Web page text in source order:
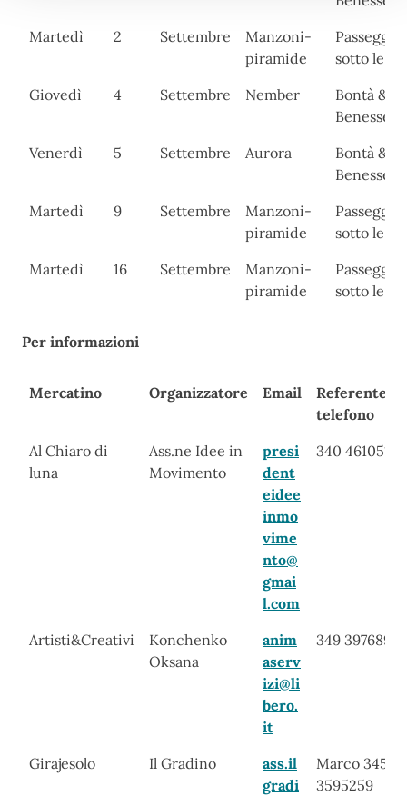
Martedì
2 Settembre
Manzoni-
piramide
sotto le
Giovedì
4 Settembre Nember
Bontà &
Benessere
Venerdì
5 Settembre Aurora
Bontà &
Benessere
Martedì
9 Settembre
Manzoni-
piramide
sotto le
Martedì
16 Settembre
Manzoni-
piramide
sotto le
Per informazioni
Mercatino Organizzatore Email
Referente e
telefono
Mercatino
Organizzatore Email
Referente e
Al Chiaro di
luna
Ass.ne Idee in
Movimento
presi
dent
eidee
inmo
vime
nto@
gmai
l.com
340 4610519
Artisti&Creativi
Konchenko
Oksana
anim
aserv
izi@li
bero.
it
349 3976898
Girajesolo Il Gradino
ass.il
gradi
Marco 345
3595259